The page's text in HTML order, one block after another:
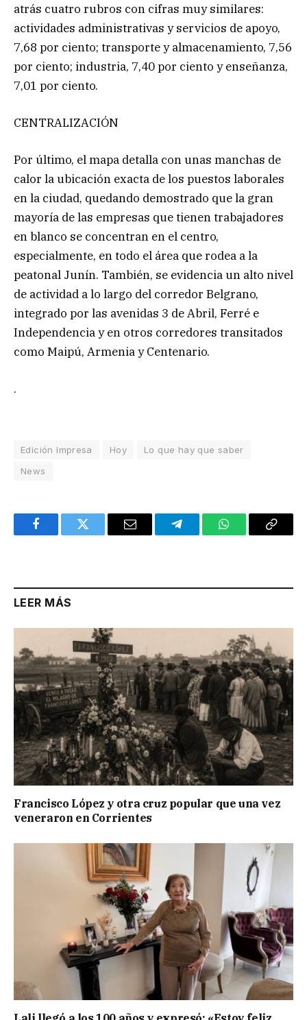
atrás cuatro rubros con cifras muy similares:
actividades administrativas y servicios de apoyo,
7,68 por ciento; transporte y almacenamiento, 7,56
por ciento; industria, 7,40 por ciento y enseñanza,
7,01 por ciento.
CENTRALIZACIÓN
Por último, el mapa detalla con unas manchas de
calor la ubicación exacta de los puestos laborales
en la ciudad, quedando demostrado que la gran
mayoría de las empresas que tienen trabajadores
en blanco se concentran en el centro,
especialmente, en todo el área que rodea a la
peatonal Junín. También, se evidencia un alto nivel
de actividad a lo largo del corredor Belgrano,
integrado por las avenidas 3 de Abril, Ferré e
Independencia y en otros corredores transitados
como Maipú, Armenia y Centenario.
.
Edición Impresa Hoy
Lo que hay que saber
News
FacebookTwitter Email TelegramWhatsAppCopy
LEER MÁS
Francisco López y otra cruz popular que una vez
veneraron en Corrientes